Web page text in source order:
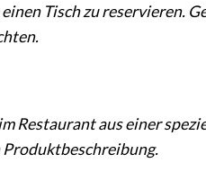
Tisch zu reservieren.
Restaurant aus einer